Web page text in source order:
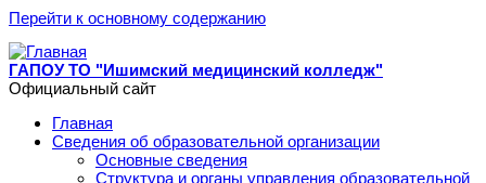
Перейти к основному содержанию
ГАПОУ ТО "Ишимский медицинский колледж"
Официальный сайт
Главная
Сведения об образовательной организации
Основные сведения
Структура и органы управления образовательной